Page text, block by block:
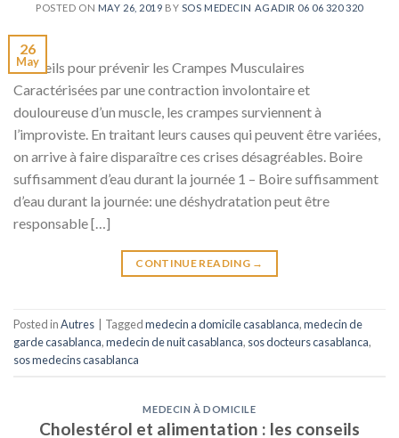
POSTED ON MAY 26, 2019 BY SOS MEDECIN AGADIR 06 06 320 320
26
May
Conseils pour prévenir les Crampes Musculaires
Caractérisées par une contraction involontaire et
douloureuse d’un muscle, les crampes surviennent à
l’improviste. En traitant leurs causes qui peuvent être variées,
on arrive à faire disparaître ces crises désagréables. Boire
suffisamment d’eau durant la journée 1 – Boire suffisamment
d’eau durant la journée: une déshydratation peut être
responsable […]
CONTINUE READING →
Posted inAutres Taggedmedecin a domicile casablanca,medecin de
garde casablanca,medecin de nuit casablanca, sos docteurs casablanca,
sos medecins casablanca
MEDECIN À DOMICILE
Cholestérol et alimentation : les conseils